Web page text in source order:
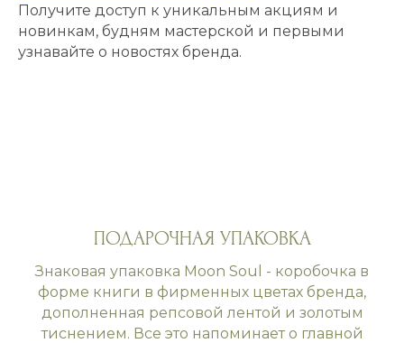
Получите доступ к уникальным акциям и
новинкам, будням мастерской и первыми
узнавайте о новостях бренда.
ПОДАРОЧНАЯ УПАКОВКА
Знаковая упаковка Moon Soul - коробочка в
форме книги в фирменных цветах бренда,
дополненная репсовой лентой и золотым
тиснением. Все это напоминает о главной